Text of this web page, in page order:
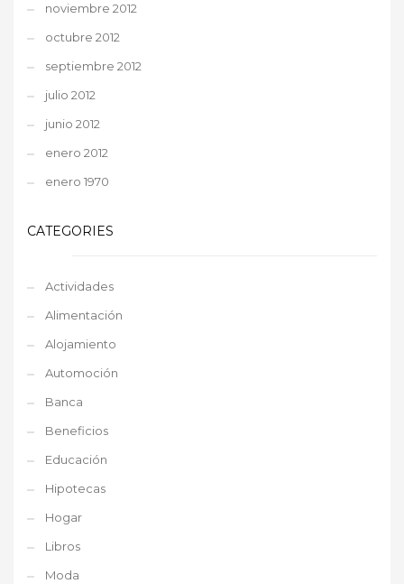
noviembre 2012
octubre 2012
septiembre 2012
julio 2012
junio 2012
enero 2012
enero 1970
CATEGORIES
Actividades
Alimentación
Alojamiento
Automoción
Banca
Beneficios
Educación
Hipotecas
Hogar
Libros
Moda